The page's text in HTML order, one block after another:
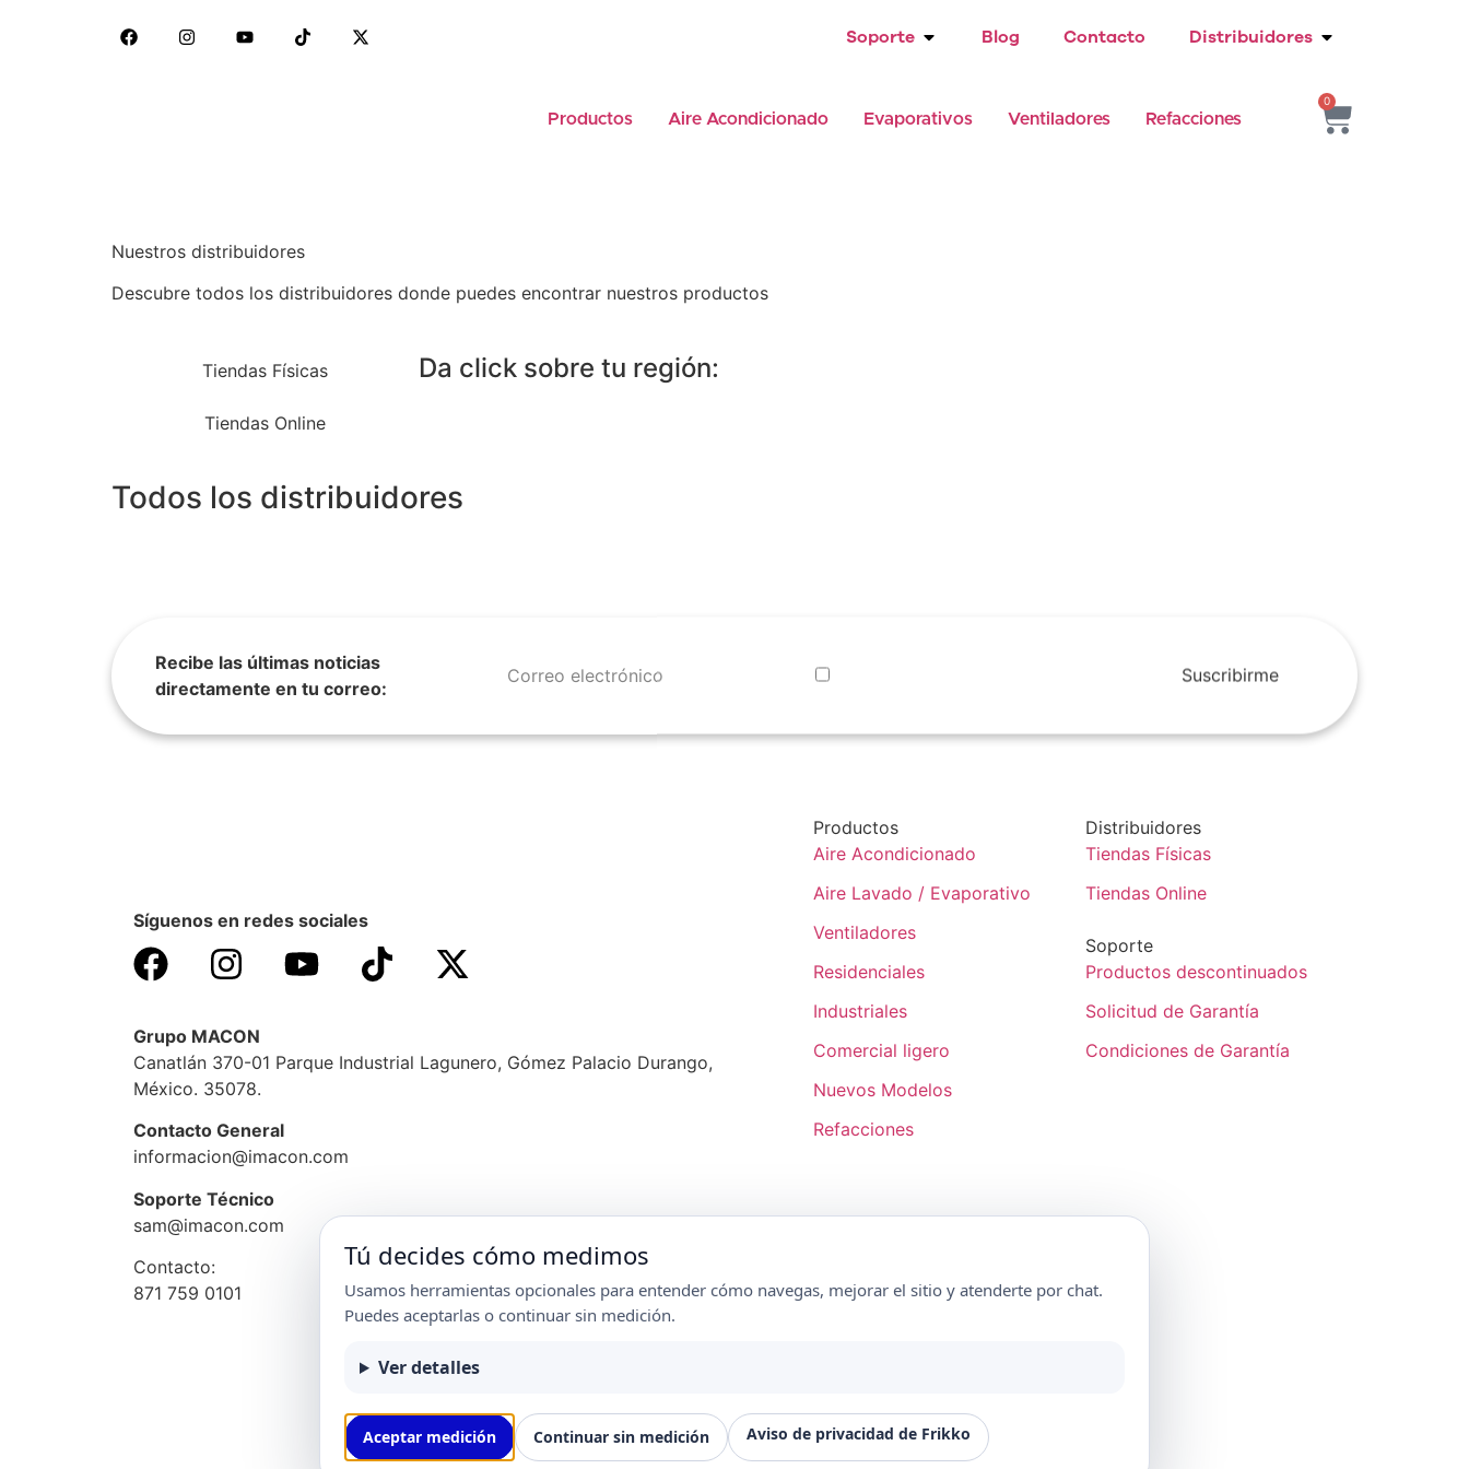
Soporte Blog Contacto Distribuidores
Productos Aire Acondicionado Evaporativos Ventiladores Refacciones
0
Nuestros distribuidores
Descubre todos los distribuidores donde puedes encontrar nuestros productos
Tiendas Físicas
Tiendas Online
Da click sobre tu región:
Todos los distribuidores
Recibe las últimas noticias
directamente en tu correo:
Suscribirme
Síguenos en redes sociales
Grupo MACON
Canatlán 370-01 Parque Industrial Lagunero, Gómez Palacio Durango,
México. 35078.
Contacto General
informacion@imacon.com
Soporte Técnico
sam@imacon.com
Contacto:
871 759 0101
Productos
Aire Acondicionado
Aire Lavado / Evaporativo
Ventiladores
Residenciales
Industriales
Comercial ligero
Nuevos Modelos
Refacciones
Distribuidores
Tiendas Físicas
Tiendas Online
Soporte
Productos descontinuados
Solicitud de Garantía
Condiciones de Garantía
® Frikko | 2024 |Aviso de Privacidad| Condiciones de Garantía
Tú decides cómo medimos
Usamos herramientas opcionales para entender cómo navegas, mejorar el sitio y atenderte por chat.
Puedes aceptarlas o continuar sin medición.
Ver detalles
Aceptar medición Continuar sin medición Aviso de privacidad de Frikko